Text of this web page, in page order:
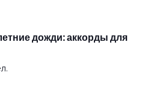
дожди: аккорды для